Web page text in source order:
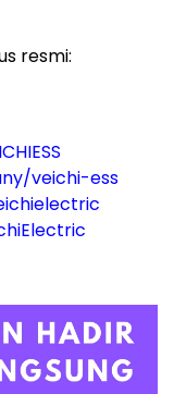
resmi:
veichi-ess